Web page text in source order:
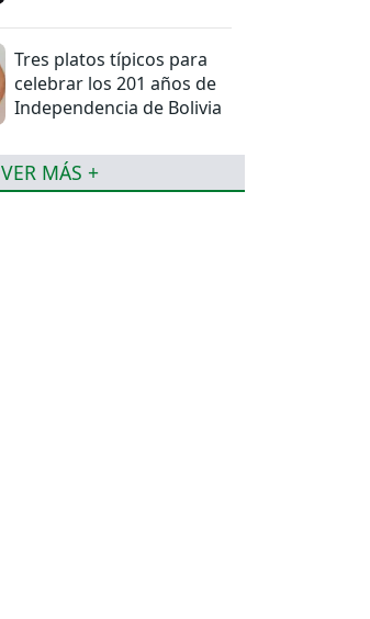
Tres platos típicos para
celebrar los 201 años de
Independencia de Bolivia
VER MÁS +